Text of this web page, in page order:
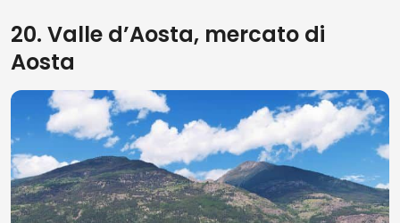
20. Valle d’Aosta, mercato di
Aosta